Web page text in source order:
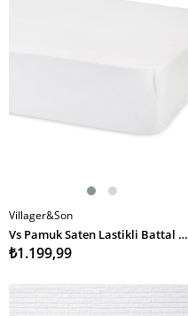
SEPETE EKLE
Villager&Son
Vs Pamuk Saten Lastikli Battal Boy Çarşaf 180 200 Beyaz
₺1.199,99